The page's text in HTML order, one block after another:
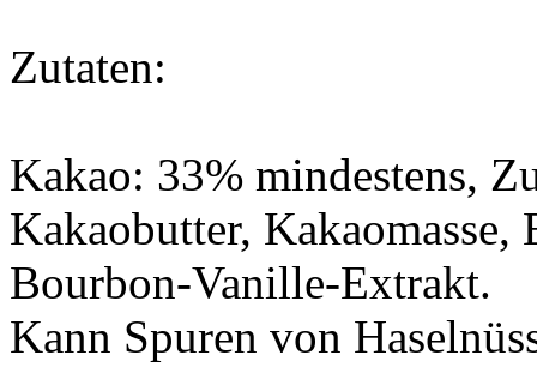
Zutaten:
Kakao: 33% mindestens,
Kakaobutter,
Bourbon-Vanille-Extrakt.
Kann Spuren von